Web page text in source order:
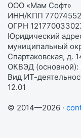
ООО «Мам Софт»
ИНН/КПП
ОГРН
Юридический
муниципальный
Спартаковская, д.
ОКВЭД (основной):
Вид ИТ-
12.01
© 2014—2026 ·